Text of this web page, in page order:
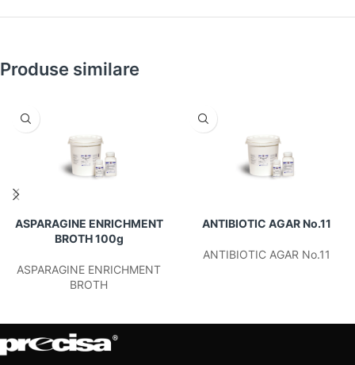
Produse similare
ASPARAGINE ENRICHMENT
BROTH 100g
ASPARAGINE ENRICHMENT
BROTH
ANTIBIOTIC AGAR No.11
ANTIBIOTIC AGAR No.11